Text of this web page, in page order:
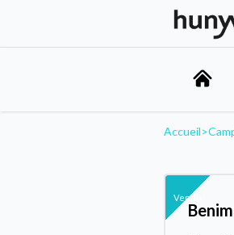
Accueil>
Vendu